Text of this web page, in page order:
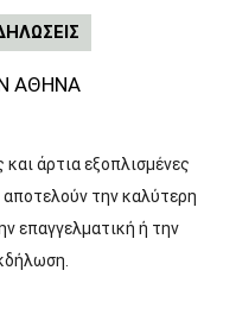
n
ΑΘΗΝΑ
άρτια εξοπλισμένες
την καλύτερη
επαγγελματική ή την